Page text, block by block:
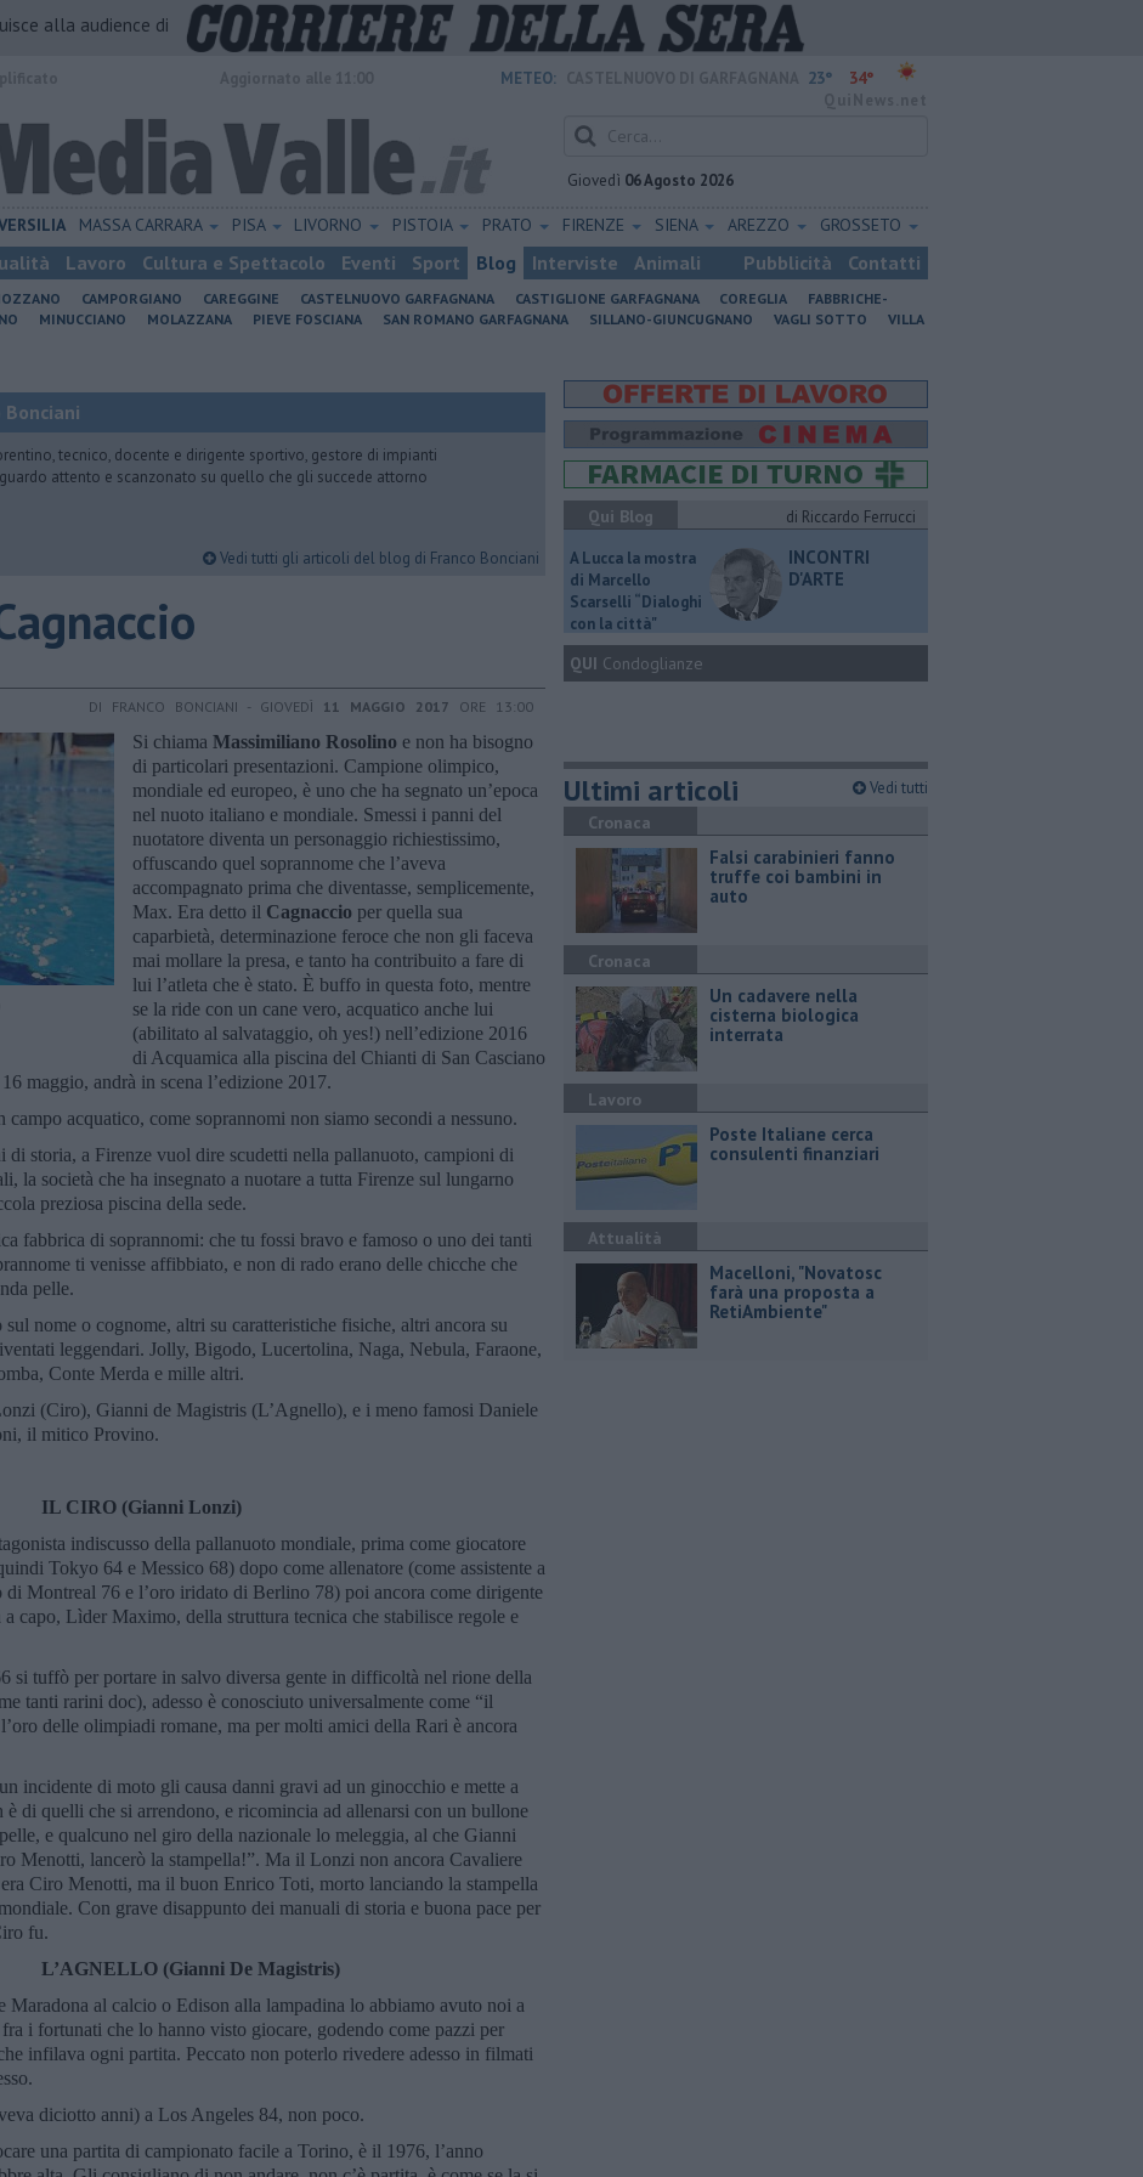
alla audience di
METEO: 23° 34°
Giovedì 06 Agosto 2026
MASSA CARRARA PISA LIVORNO PISTOIA PRATO FIRENZE SIENA AREZZO GROSSETO
Lavoro Cultura e Spettacolo Eventi Sport Blog Interviste Animali Pubblicità Contatti
CAMPORGIANO CAREGGINE CASTELNUOVO GARFAGNANA CASTIGLIONE GARFAGNANA COREGLIA
FABBRICHE-
MINUCCIANO MOLAZZANA PIEVE FOSCIANA SAN ROMANO GARFAGNANA SILLANO-GIUNCUGNANO VAGLI SOTTO
VILLA
Bonciani
tecnico, docente e dirigente sportivo, gestore di impianti
attento e scanzonato su quello che gli succede attorno
Vedi tutti gli articoli del blog di Franco Bonciani
DI FRANCO BONCIANI - GIOVEDÌ 11 MAGGIO 2017 ORE 13:00
Si chiama Massimiliano Rosolino e non ha bisogno
di particolari presentazioni. Campione olimpico,
mondiale ed europeo, è uno che ha segnato un’epoca
nel nuoto italiano e mondiale. Smessi i panni del
nuotatore diventa un personaggio richiestissimo,
offuscando quel soprannome che l’aveva
accompagnato prima che diventasse, semplicemente,
Max. Era detto il Cagnaccio per quella sua
caparbietà, determinazione feroce che non gli faceva
mai mollare la presa, e tanto ha contribuito a fare di
lui l’atleta che è stato. È buffo in questa foto, mentre
se la ride con un cane vero, acquatico anche lui
(abilitato al salvataggio, oh yes!) nell’edizione 2016
di Acquamica alla piscina del Chianti di San Casciano
maggio, andrà in scena l’edizione 2017.
acquatico, come soprannomi non siamo secondi a nessuno.
di storia, a Firenze vuol dire scudetti nella pallanuoto, campioni di
la società che ha insegnato a nuotare a tutta Firenze sul lungarno
preziosa piscina della sede.
fabbrica di soprannomi: che tu fossi bravo e famoso o uno dei tanti
ti venisse affibbiato, e non di rado erano delle chicche che
pelle.
nome o cognome, altri su caratteristiche fisiche, altri ancora su
leggendari. Jolly, Bigodo, Lucertolina, Naga, Nebula, Faraone,
Conte Merda e mille altri.
(Ciro), Gianni de Magistris (L’Agnello), e i meno famosi Daniele
il mitico Provino.
IL CIRO (Gianni Lonzi)
indiscusso della pallanuoto mondiale, prima come giocatore
Tokyo 64 e Messico 68) dopo come allenatore (come assistente a
di Montreal 76 e l’oro iridato di Berlino 78) poi ancora come dirigente
capo, Lìder Maximo, della struttura tecnica che stabilisce regole e
si tuffò per portare in salvo diversa gente in difficoltà nel rione della
tanti rarini doc), adesso è conosciuto universalmente come “il
delle olimpiadi romane, ma per molti amici della Rari è ancora
incidente di moto gli causa danni gravi ad un ginocchio e mette a
di quelli che si arrendono, e ricomincia ad allenarsi con un bullone
e qualcuno nel giro della nazionale lo meleggia, al che Gianni
Menotti, lancerò la stampella!”. Ma il Lonzi non ancora Cavaliere
Ciro Menotti, ma il buon Enrico Toti, morto lanciando la stampella
Con grave disappunto dei manuali di storia e buona pace per
fu.
L’AGNELLO (Gianni De Magistris)
Maradona al calcio o Edison alla lampadina lo abbiamo avuto noi a
i fortunati che lo hanno visto giocare, godendo come pazzi per
infilava ogni partita. Peccato non poterlo rivedere adesso in filmati
diciotto anni) a Los Angeles 84, non poco.
una partita di campionato facile a Torino, è il 1976, l’anno
Qui Blog
di Riccardo Ferrucci
A Lucca la mostra
di Marcello
Scarselli “Dialoghi
con la città"
INCONTRI
D'ARTE
QUI Condoglianze
Ultimi articoli Vedi tutti
Cronaca
Falsi carabinieri fanno
truffe coi bambini in
auto
Cronaca
Un cadavere nella
cisterna biologica
interrata
Lavoro
Poste Italiane cerca
consulenti finanziari
Attualità
Macelloni, "Novatosc
farà una proposta a
RetiAmbiente"